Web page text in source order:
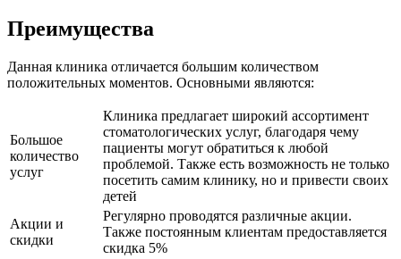
Преимущества
Данная клиника отличается большим количеством
положительных моментов. Основными являются:
Большое
количество
услуг
Клиника предлагает широкий ассортимент
стоматологических услуг, благодаря чему
пациенты могут обратиться к любой
проблемой. Также есть возможность не только
посетить самим клинику, но и привести своих
детей
Акции и
скидки
Регулярно проводятся различные акции.
Также постоянным клиентам предоставляется
скидка 5%